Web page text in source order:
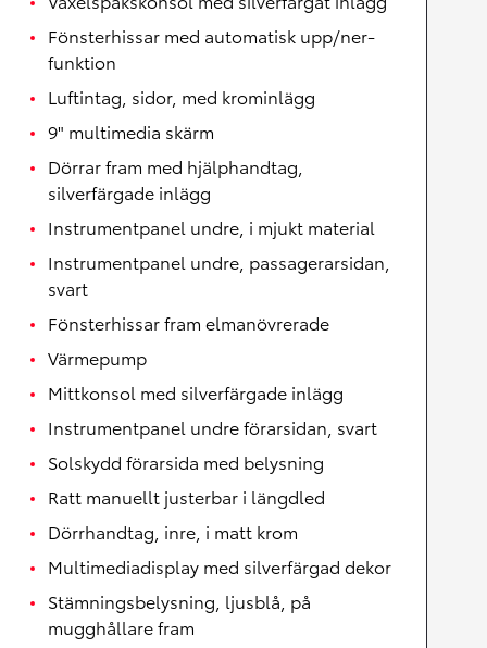
Fönsterhissar med automatisk upp/ner-
funktion
Luftintag, sidor, med krominlägg
9" multimedia skärm
Dörrar fram med hjälphandtag,
silverfärgade inlägg
Instrumentpanel undre, i mjukt material
Instrumentpanel undre, passagerarsidan,
svart
Fönsterhissar fram elmanövrerade
Värmepump
Mittkonsol med silverfärgade inlägg
Instrumentpanel undre förarsidan, svart
Solskydd förarsida med belysning
Ratt manuellt justerbar i längdled
Dörrhandtag, inre, i matt krom
Multimediadisplay med silverfärgad dekor
Stämningsbelysning, ljusblå, på
mugghållare fram